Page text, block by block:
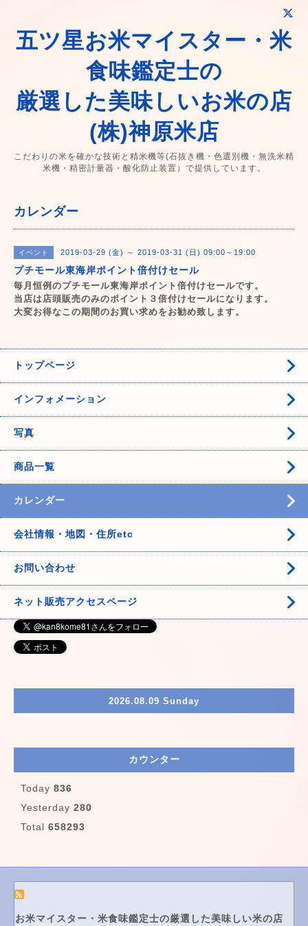
五ツ星お米マイスター・米
食味鑑定士の
厳選した美味しいお米の店
(株)神原米店
こだわりの米を確かな技術と精米機等(石抜き機・色選別機・無洗米精
米機・精密計量器・酸化防止装置）で提供しています。
カレンダー
イベント 2019-03-29 (金) ～ 2019-03-31 (日) 09:00～19:00
プチモール東海岸ポイント倍付けセール
毎月恒例のプチモール東海岸ポイント倍付けセールです。
当店は店頭販売のみのポイント３倍付けセールになります。
大変お得なこの期間のお買い求めをお勧め致します。
トップページ
インフォメーション
写真
商品一覧
カレンダー
会社情報・地図・住所etc
お問い合わせ
ネット販売アクセスページ
2026.08.09 Sunday
カウンター
Today 836
Yesterday 280
Total 658293
お米マイスター・米食味鑑定士の厳選した美味しい米の店